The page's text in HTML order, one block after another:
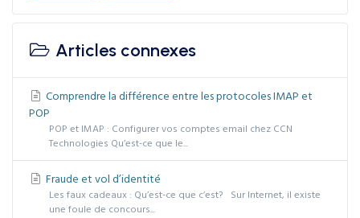
Articles connexes
Comprendre la différence entre les protocoles IMAP et
POP
POP et IMAP : Configurer vos comptes email chez CCN
Technologies Qu’est-ce que le...
Fraude et vol d’identité
Les faux cadeaux : Qu’est-ce que c’est? Sur Internet, il existe
une foule de concours...